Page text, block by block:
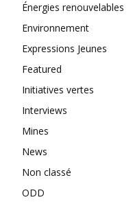
Énergies renouvelables
Environnement
Expressions Jeunes
Featured
Initiatives vertes
Interviews
Mines
News
Non classé
ODD